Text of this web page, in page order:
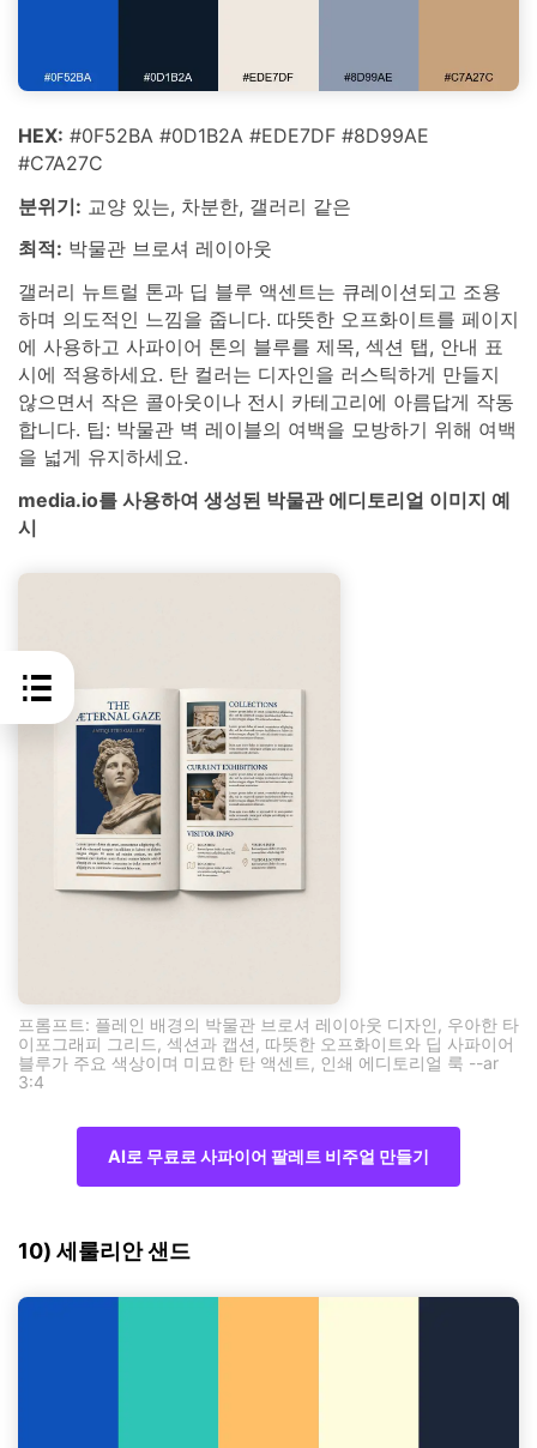
HEX: #0F52BA #0D1B2A #EDE7DF #8D99AE
#C7A27C
분위기: 교양 있는, 차분한, 갤러리 같은
최적: 박물관 브로셔 레이아웃
갤러리 뉴트럴 톤과 딥 블루 액센트는 큐레이션되고 조용
하며 의도적인 느낌을 줍니다. 따뜻한 오프화이트를 페이지
에 사용하고 사파이어 톤의 블루를 제목, 섹션 탭, 안내 표
시에 적용하세요. 탄 컬러는 디자인을 러스틱하게 만들지
않으면서 작은 콜아웃이나 전시 카테고리에 아름답게 작동
합니다. 팁: 박물관 벽 레이블의 여백을 모방하기 위해 여백
을 넓게 유지하세요.
media.io를 사용하여 생성된 박물관 에디토리얼 이미지 예
시
프롬프트: 플레인 배경의 박물관 브로셔 레이아웃 디자인, 우아한 타
이포그래피 그리드, 섹션과 캡션, 따뜻한 오프화이트와 딥 사파이어
블루가 주요 색상이며 미묘한 탄 액센트, 인쇄 에디토리얼 룩 --ar
3:4
AI로 무료로 사파이어 팔레트 비주얼 만들기
10) 세룰리안 샌드